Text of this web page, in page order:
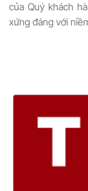
của Quý khách
xứng đáng với